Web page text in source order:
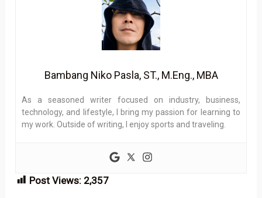
Bambang Niko Pasla, ST., M.Eng., MBA
As a seasoned writer focused on industry, business,
technology, and lifestyle, I bring my passion for learning to
my work. Outside of writing, I enjoy sports and traveling.
Post Views: 2,357